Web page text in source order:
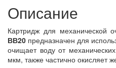
Описание
Картридж для механической
ВВ20 предназначен для
очищает воду от
мкм, также частично окисляет